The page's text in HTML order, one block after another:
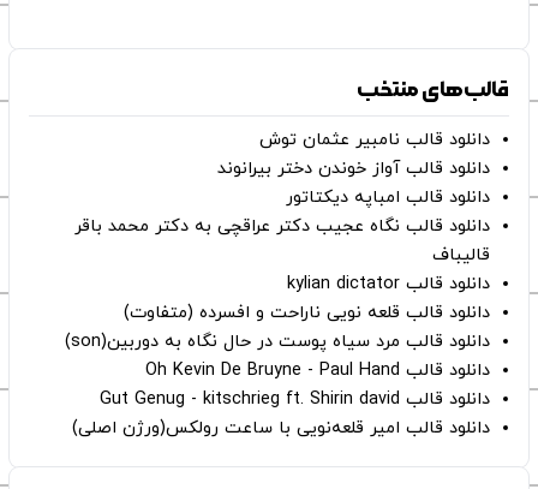
قالب‌های منتخب
دانلود قالب نامبیر عثمان ‌توش
دانلود قالب آواز خوندن دختر بیرانوند
دانلود قالب امباپه دیکتاتور
دانلود قالب نگاه عجیب دکتر عراقچی به دکتر محمد باقر
قالیباف
دانلود قالب kylian dictator
دانلود قالب قلعه نویی ناراحت و افسرده (متفاوت)
دانلود قالب مرد سیاه پوست در حال نگاه به دوربین(son)
دانلود قالب Oh Kevin De Bruyne - Paul Hand
دانلود قالب Gut Genug - kitschrieg ft. Shirin david
دانلود قالب امیر قلعه‌نویی با ساعت رولکس(ورژن اصلی)